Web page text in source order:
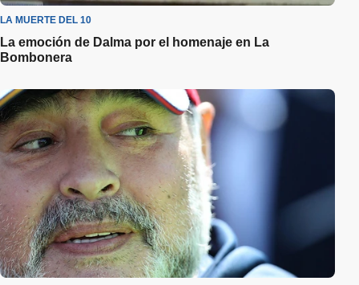
LA MUERTE DEL 10
La emoción de Dalma por el homenaje en La
Bombonera